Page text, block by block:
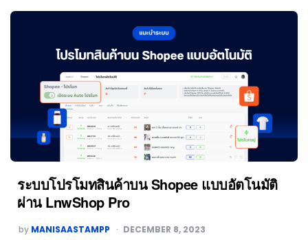
ระบบโปรโมทสินค้าบน Shopee แบบอัตโนมัติ
ผ่าน LnwShop Pro
by MANISAASTAMPP DECEMBER 8, 2023